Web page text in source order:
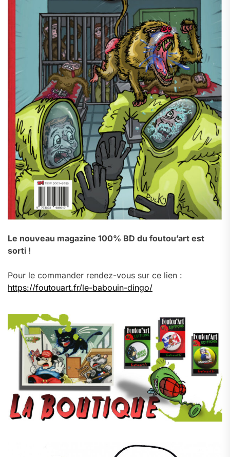
Le nouveau magazine 100% BD du foutou’art est
sorti !
Pour le commander rendez-vous sur ce lien :
https://foutouart.fr/le-babouin-dingo/